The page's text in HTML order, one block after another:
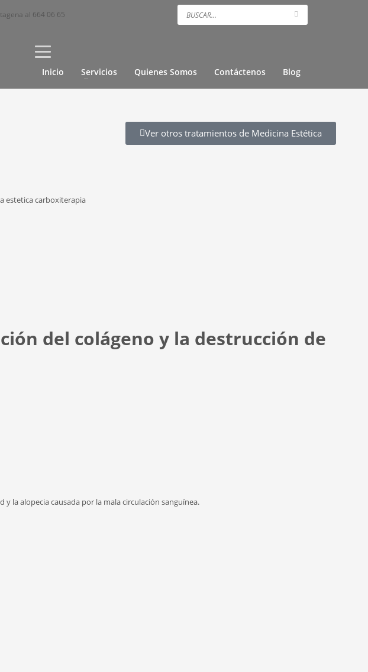
al 664 06 65
Inicio Servicios Quienes Somos Contáctenos Blog
Ver otros tratamientos de Medicina Estética
del colágeno y la destrucción de
la alopecia causada por la mala circulación sanguínea.